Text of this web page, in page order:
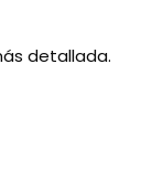
detallada.